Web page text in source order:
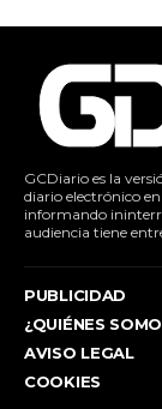
GCDiario es la
diario electrónico
informando
audiencia tiene
PUBLICIDAD
¿QUIÉNES
AVISO LEGAL
COOKIES